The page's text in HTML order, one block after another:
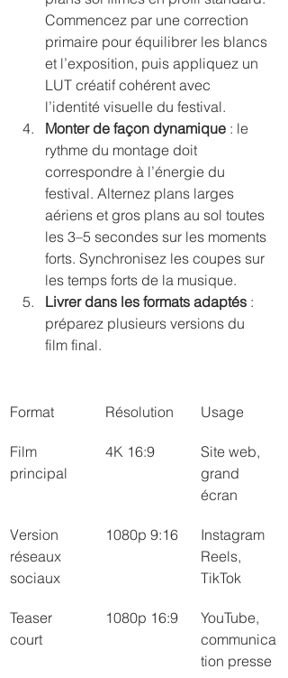
Commencez par une correction
primaire pour équilibrer les blancs
et l’exposition, puis appliquez un
LUT créatif cohérent avec
l’identité visuelle du festival.
Monter de façon dynamique : le
rythme du montage doit
correspondre à l’énergie du
festival. Alternez plans larges
aériens et gros plans au sol toutes
les 3–5 secondes sur les moments
forts. Synchronisez les coupes sur
les temps forts de la musique.
Livrer dans les formats adaptés :
préparez plusieurs versions du
film final.
Format Résolution Usage
Film
principal
4K 16:9
Site web,
grand
écran
Version
réseaux
sociaux
1080p 9:16
Instagram
Reels,
TikTok
Teaser
court
1080p 16:9
YouTube,
communica
tion presse